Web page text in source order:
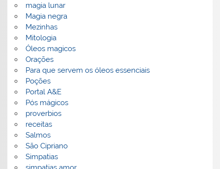
magia lunar
Magia negra
Mezinhas
Mitologia
Óleos magicos
Orações
Para que servem os óleos essenciais
Poções
Portal A&E
Pós mágicos
proverbios
receitas
Salmos
São Cipriano
Simpatias